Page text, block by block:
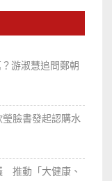
游淑慧追問鄭朝
臉書發起認購水
推動「大健康、